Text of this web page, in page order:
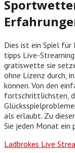
Dies ist ein Spiel
tipps Live-
gratiswette sie
ohne Lizenz durch,
können. Von den
fortschrittlichsten,
als erlaubt. Zu
Sie jeden Monat ein
Ladbrokes Live